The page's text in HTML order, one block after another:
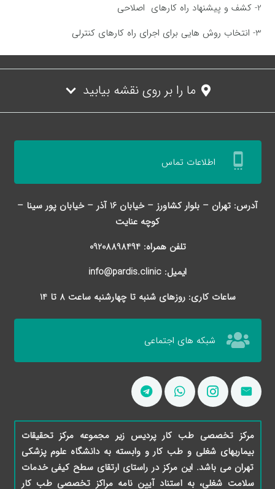
2- کشف و پیشنهاد راه کارهای اصلاحی
3- انتخاب روش هایی برای اجرای راه کارهای کنترلی
ما را بر روی نقشه بیابید
settings_cell اطلاعات تماس
آدرس: تهران – بلوار کشاورز – خیابان 16 آذر – خیابان پور سینا –
کوچه عنایت
تلفن همراه: 09208898494
ایمیل: info@pardis.clinic
ساعات کاری: روزهای شنبه تا چهارشنبه ساعت 8 تا 14
شبکه های اجتماعی
مرکز تخصصی طب کار پردیس زیر مجموعه مرکز تحقیقات
بیماریهای شغلی و طب کار و وابسته به دانشگاه علوم پزشکی
تهران می باشد. این مرکز در راستای ارتقای سطح کیفی خدمات
سلامت شغلی، به استناد آیین نامه مراکز تخصصی طب کار